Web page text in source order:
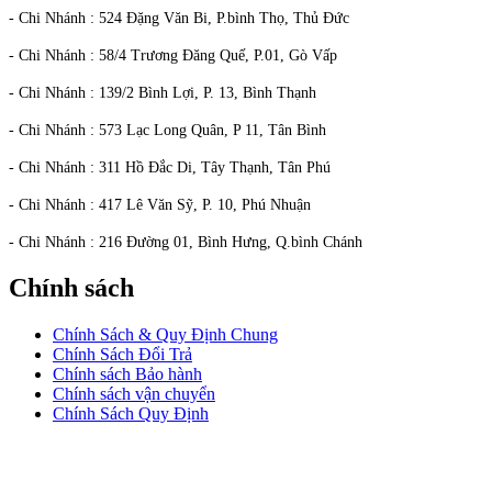
- Chi Nhánh : 524 Đặng Văn Bi, P.bình Thọ, Thủ Đức
- Chi Nhánh : 58/4 Trương Đăng Quế, P.01, Gò Vấp
- Chi Nhánh : 139/2 Bình Lợi, P. 13, Bình Thạnh
- Chi Nhánh : 573 Lạc Long Quân, P 11, Tân Bình
- Chi Nhánh : 311 Hồ Đắc Di, Tây Thạnh, Tân Phú
- Chi Nhánh : 417 Lê Văn Sỹ, P. 10, Phú Nhuận
- Chi Nhánh : 216 Đường 01, Bình Hưng, Q.bình Chánh
Chính sách
Chính Sách & Quy Định Chung
Chính Sách Đổi Trả
Chính sách Bảo hành
Chính sách vận chuyển
Chính Sách Quy Định